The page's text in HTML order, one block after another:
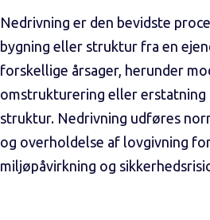
Nedrivning er den bevidste
bygning eller struktur fra en
forskellige årsager, herunder
omstrukturering eller erstatning
struktur. Nedrivning udføres
og overholdelse af lovgivning
miljøpåvirkning og